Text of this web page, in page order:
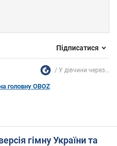
Підписатися
У дівчини через...
головну OBOZ
гімну України та